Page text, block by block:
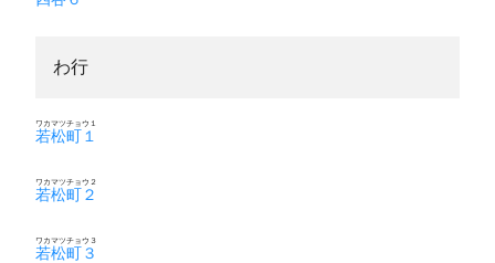
わ行
若松町１
ワカマツチョウ１
若松町２
ワカマツチョウ２
若松町３
ワカマツチョウ３